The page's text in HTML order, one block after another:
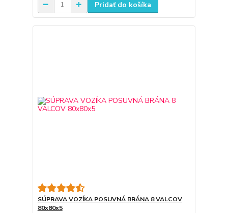
Pridať do košíka
SÚPRAVA VOZÍKA POSUVNÁ BRÁNA 8 VALCOV
80x80x5